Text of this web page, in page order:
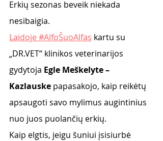
Erkių sezonas beveik niekada
nesibaigia.
Laidoje #AlfoŠuoAlfas kartu su
„DR.VET“ klinikos veterinarijos
gydytoja Egle Meškelyte –
Kazlauske papasakojo, kaip reikėtų
apsaugoti savo mylimus augintinius
nuo juos puolančių erkių.
Kaip elgtis, jeigu šuniui įsisiurbė